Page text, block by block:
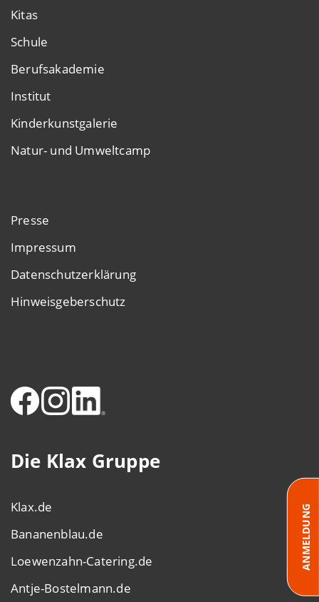
Kitas
Schule
Berufsakademie
Institut
Kinderkunstgalerie
Natur- und Umweltcamp
Presse
Impressum
Datenschutzerklärung
Hinweisgeberschutz
Die Klax Gruppe
Klax.de
Bananenblau.de
Loewenzahn-Catering.de
Antje-Bostelmann.de
ANMELDUNG